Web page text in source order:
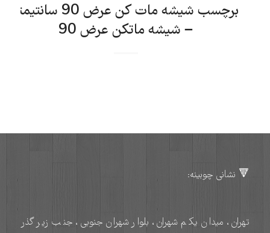
برچسب شیشه مات کن عرض 90 سانتیمتر
– شیشه ماتکن عرض 90
🔻 نشانی چوبینه:
تهران، میدان یکم شهران، بلوار شهران جنوبی، جنب زیر گذر